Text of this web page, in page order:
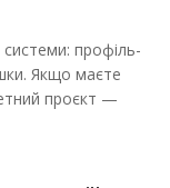
системи: профіль-
Якщо маєте
проєкт —